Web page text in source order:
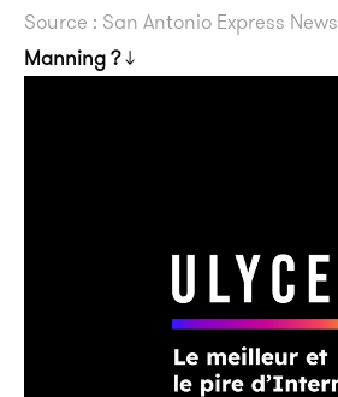
Source : San Antonio Express News
Manning ?↓